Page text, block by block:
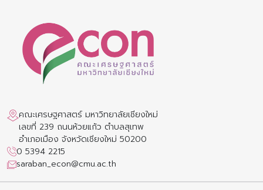
คณะเศรษฐศาสตร์ มหาวิทยาลัยเชียงใหม่
เลขที่ 239 ถนนห้วยแก้ว ตำบลสุเทพ
อำเภอเมือง จังหวัดเชียงใหม่ 50200
0 5394 2215
saraban_econ@cmu.ac.th